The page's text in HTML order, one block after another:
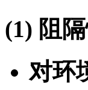
(1) 阻
对环